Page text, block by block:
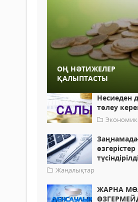
ОҢ НӘТИЖЕЛЕР
ҚАЛЫПТАСТЫ
Несиеден
төлеу
өзгерістер
Жаңалықтар
ЖАРНА